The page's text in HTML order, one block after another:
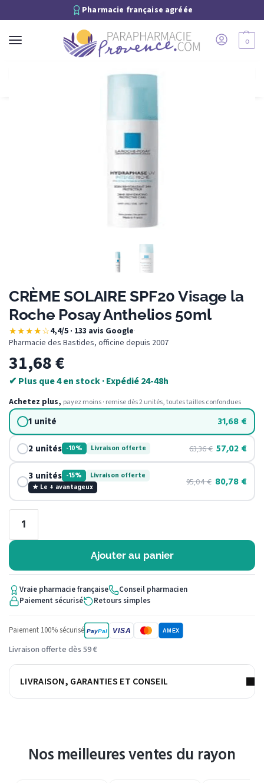
Pharmacie française agréée
0
CRÈME SOLAIRE SPF20 Visage la
Roche Posay Anthelios 50ml
★★★★☆4,4/5 · 133 avis Google·
Pharmacie des Bastides, officine depuis 2007
31,68€
✔ Plus que 4 en stock · Expédié 24-48h
Achetez plus, payez moins · remise dès 2 unités, toutes tailles confondues
1 unité 31,68 €
2 unités -10% Livraison offerte 63,36€ 57,02 €
3 unités -15%
Livraison offerte
★ Le + avantageux
95,04€ 80,78 €
Ajouter au panier
Vraie pharmacie française
Conseil pharmacien
Paiement sécurisé
Retours simples
Paiement 100% sécurisé PayPal VISA AMEX
Livraison offerte dès 59 €
LIVRAISON, GARANTIES ET CONSEIL
Nos meilleures ventes du rayon